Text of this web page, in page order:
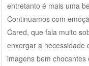
entretanto é mais uma
Continuamos com
Cared, que fala muito
enxergar a necessidade
imagens bem